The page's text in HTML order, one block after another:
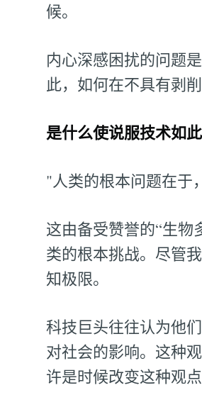
候。
内心深感困扰的问题
此，如何在不具有剥
是什么使说服技术如此
"人类的根本问题在于
这由备受赞誉的“生物
类的根本挑战。尽管
知极限。
科技巨头往往认为他
对社会的影响。这种
许是时候改变这种观